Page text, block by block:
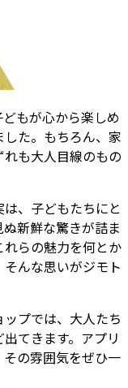
もが心から楽しめ
た。もちろん、家
も大人目線のもの
、子どもたちにと
新鮮な驚きが詰ま
らの魅力を何とか
んな思いがジモト
プでは、大人たち
てきます。アプリ
の雰囲気をぜひ一